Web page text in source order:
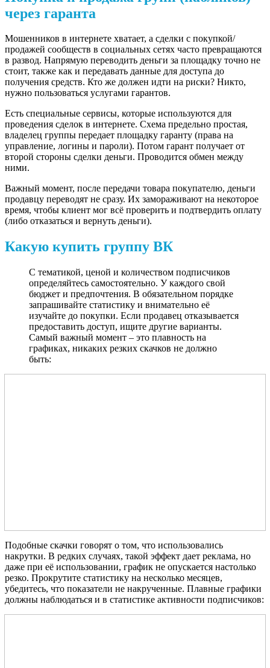
через гаранта
Мошенников в интернете хватает, а сделки с покупкой/
продажей сообществ в социальных сетях часто превращаются
в развод. Напрямую переводить деньги за площадку точно не
стоит, также как и передавать данные для доступа до
получения средств. Кто же должен идти на риски? Никто,
нужно пользоваться услугами гарантов.
Есть специальные сервисы, которые используются для
проведения сделок в интернете. Схема предельно простая,
владелец группы передает площадку гаранту (права на
управление, логины и пароли). Потом гарант получает от
второй стороны сделки деньги. Проводится обмен между
ними.
Важный момент, после передачи товара покупателю, деньги
продавцу переводят не сразу. Их замораживают на некоторое
время, чтобы клиент мог всё проверить и подтвердить оплату
(либо отказаться и вернуть деньги).
Какую купить группу ВК
С тематикой, ценой и количеством подписчиков
определяйтесь самостоятельно. У каждого свой
бюджет и предпочтения. В обязательном порядке
запрашивайте статистику и внимательно её
изучайте до покупки. Если продавец отказывается
предоставить доступ, ищите другие варианты.
Самый важный момент – это плавность на
графиках, никаких резких скачков не должно
быть:
Подобные скачки говорят о том, что использовались
накрутки. В редких случаях, такой эффект дает реклама, но
даже при её использовании, график не опускается настолько
резко. Прокрутите статистику на несколько месяцев,
убедитесь, что показатели не накрученные. Плавные графики
должны наблюдаться и в статистике активности подписчиков: